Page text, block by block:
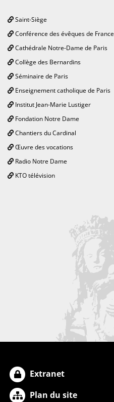
Saint-Siège
Conférence des évêques de France
Cathédrale Notre-Dame de Paris
Collège des Bernardins
Séminaire de Paris
Enseignement catholique de Paris
Institut Jean-Marie Lustiger
Fondation Notre Dame
Chantiers du Cardinal
Œuvre des vocations
Radio Notre Dame
KTO télévision
Extranet
Plan du site